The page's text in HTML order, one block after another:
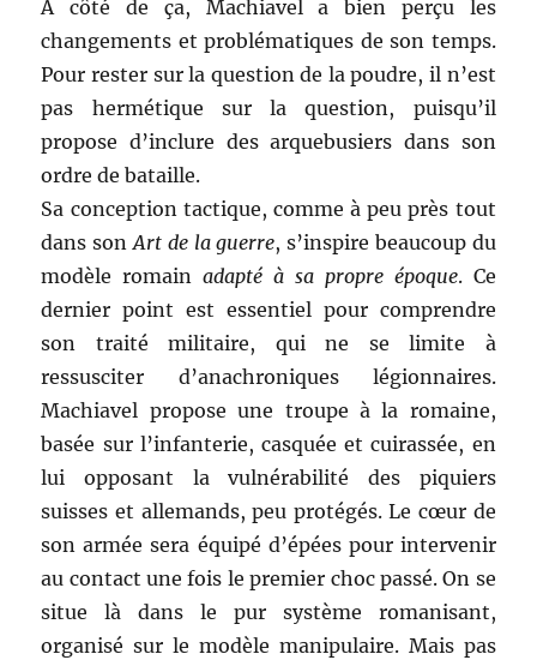
À côté de ça, Machiavel a bien perçu les
changements et problématiques de son temps.
Pour rester sur la question de la poudre, il n’est
pas hermétique sur la question, puisqu’il
propose d’inclure des arquebusiers dans son
ordre de bataille.
Sa conception tactique, comme à peu près tout
dans sonArt de la guerre, s’inspire beaucoup du
modèle romainadapté à sa propre époque. Ce
dernier point est essentiel pour comprendre
son traité militaire, qui ne se limite à
ressusciter d’anachroniques légionnaires.
Machiavel propose une troupe à la romaine,
basée sur l’infanterie, casquée et cuirassée, en
lui opposant la vulnérabilité des piquiers
suisses et allemands, peu protégés. Le cœur de
son armée sera équipé d’épées pour intervenir
au contact une fois le premier choc passé. On se
situe là dans le pur système romanisant,
organisé sur le modèle manipulaire. Mais pas